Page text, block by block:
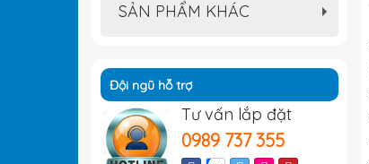
SẢN PHẨM KHÁC
Đội ngũ hỗ trợ
Tư vấn lắp đặt
0989 737 355